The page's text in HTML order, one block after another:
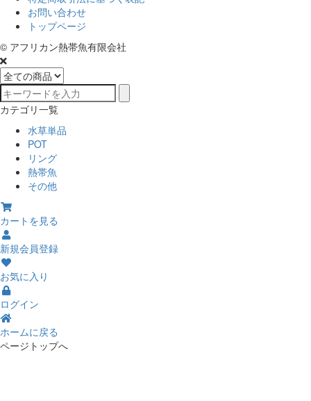
お問い合わせ
トップページ
© アフリカン熱帯魚有限会社
カテゴリ一覧
水草単品
POT
リング
熱帯魚
その他
カートを見る
新規会員登録
お気に入り
ログイン
ホームに戻る
ページトップへ